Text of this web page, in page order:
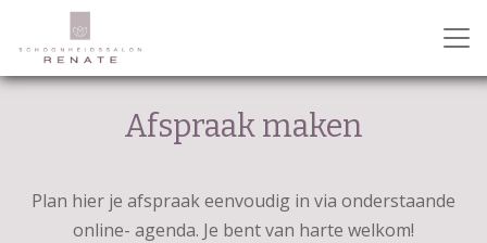
Afspraak maken
Plan hier je afspraak eenvoudig in via onderstaande
online- agenda. Je bent van harte welkom!